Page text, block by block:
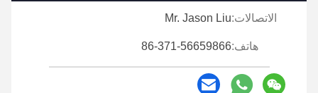
الاتصالات:Mr. Jason Liu
هاتف:86-371-56659866